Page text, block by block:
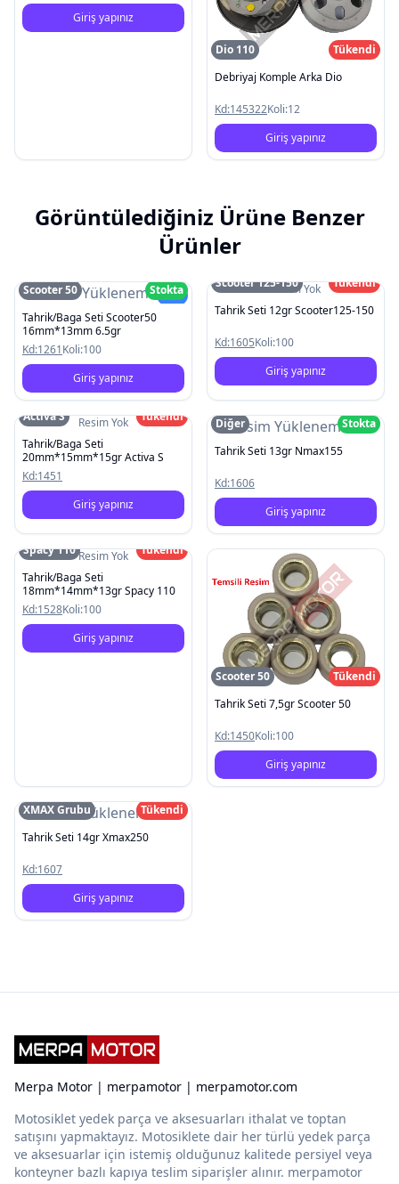
Giriş yapınız
Dio 110
Tükendi
Debriyaj Komple Arka Dio
Kd:145322Koli:12
Giriş yapınız
Görüntülediğiniz Ürüne Benzer
Ürünler
Resim YüklenemediYeni
Scooter 50
Stokta
Tahrik/Baga Seti Scooter50
16mm*13mm 6.5gr
Kd:1261Koli:100
Giriş yapınız
Resim Yok
Scooter 125-150
Tükendi
Tahrik Seti 12gr Scooter125-150
Kd:1605Koli:100
Giriş yapınız
Resim Yok
Activa S
Tükendi
Tahrik/Baga Seti
20mm*15mm*15gr Activa S
Kd:1451
Giriş yapınız
Resim Yüklenemedi
Diğer
Stokta
Tahrik Seti 13gr Nmax155
Kd:1606
Giriş yapınız
Resim Yok
Spacy 110
Tükendi
Tahrik/Baga Seti
18mm*14mm*13gr Spacy 110
Kd:1528Koli:100
Giriş yapınız
Scooter 50
Tükendi
Tahrik Seti 7,5gr Scooter 50
Kd:1450Koli:100
Giriş yapınız
Resim Yüklenemedi
XMAX Grubu
Tükendi
Tahrik Seti 14gr Xmax250
Kd:1607
Giriş yapınız
Merpa Motor | merpamotor | merpamotor.com
Motosiklet yedek parça ve aksesuarları ithalat ve toptan
satışını yapmaktayız. Motosiklete dair her türlü yedek parça
ve aksesuarlar için istemiş olduğunuz kalitede persiyel veya
konteyner bazlı kapıya teslim siparişler alınır. merpamotor